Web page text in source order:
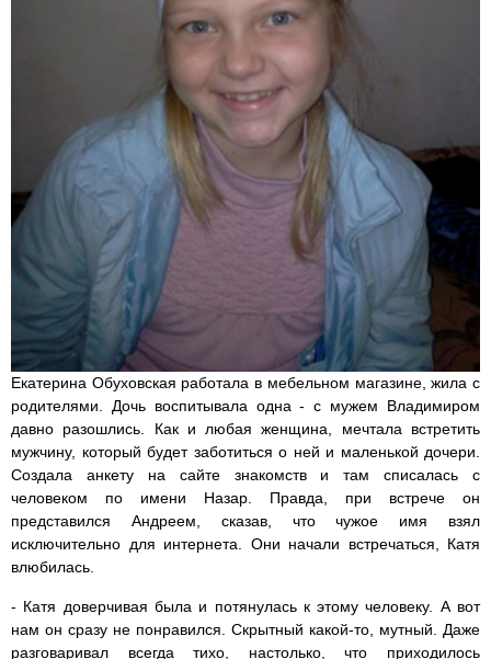
Екатерина Обуховская работала в мебельном магазине, жила с
родителями. Дочь воспитывала одна - с мужем Владимиром
давно разошлись. Как и любая женщина, мечтала встретить
мужчину, который будет заботиться о ней и маленькой дочери.
Создала анкету на сайте знакомств и там списалась с
человеком по имени Назар. Правда, при встрече он
представился Андреем, сказав, что чужое имя взял
исключительно для интернета. Они начали встречаться, Катя
влюбилась.
- Катя доверчивая была и потянулась к этому человеку. А вот
нам он сразу не понравился. Скрытный какой-то, мутный. Даже
разговаривал всегда тихо, настолько, что приходилось